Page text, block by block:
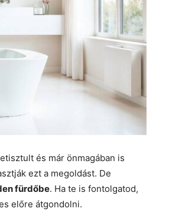
és már önmagában is
ezt a megoldást. De
fürdőbe. Ha te is fontolgatod,
előre átgondolni.